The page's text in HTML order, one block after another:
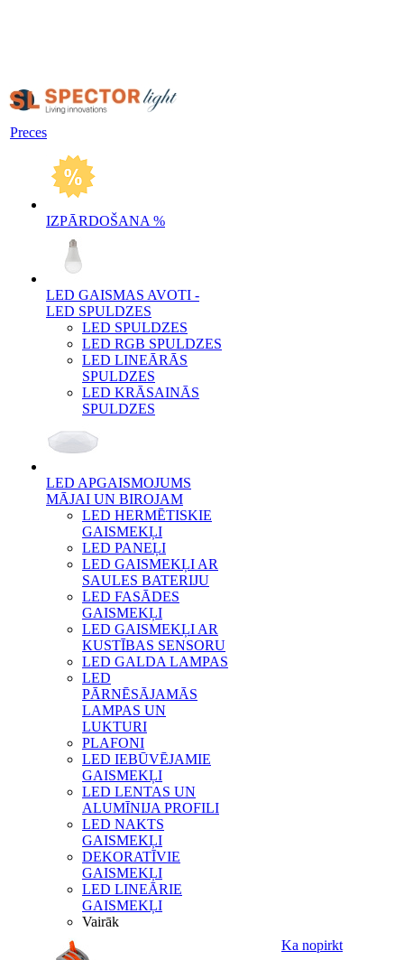
Preces
IZPĀRDOŠANA %
LED GAISMAS AVOTI -
LED SPULDZES
LED SPULDZES
LED RGB SPULDZES
LED LINEĀRĀS
SPULDZES
LED KRĀSAINĀS
SPULDZES
LED APGAISMOJUMS
MĀJAI UN BIROJAM
LED HERMĒTISKIE
GAISMEKĻI
LED PANEĻI
LED GAISMEKĻI AR
SAULES BATERIJU
LED FASĀDES
GAISMEKĻI
LED GAISMEKĻI AR
KUSTĪBAS SENSORU
LED GALDA LAMPAS
LED
PĀRNĒSĀJAMĀS
LAMPAS UN
LUKTURI
PLAFONI
LED IEBŪVĒJAMIE
GAISMEKĻI
LED LENTAS UN
ALUMĪNIJA PROFILI
LED NAKTS
GAISMEKĻI
DEKORATĪVIE
GAISMEKĻI
LED LINEĀRIE
GAISMEKĻI
Vairāk
Ka nopirkt